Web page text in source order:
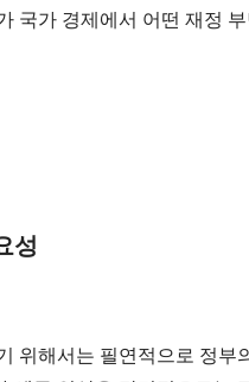
국가 경제에서 어떤 재정
성
위해서는 필연적으로 정부